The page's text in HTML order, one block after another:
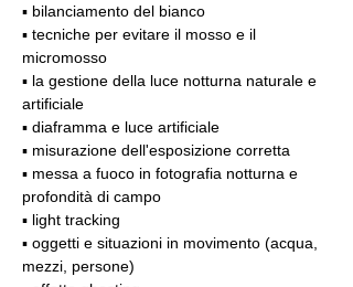
▪️ bilanciamento del bianco
▪️ tecniche per evitare il mosso e il
micromosso
▪️ la gestione della luce notturna naturale e
artificiale
▪️ diaframma e luce artificiale
▪️ misurazione dell'esposizione corretta
▪️ messa a fuoco in fotografia notturna e
profondità di campo
▪️ light tracking
▪️ oggetti e situazioni in movimento (acqua,
mezzi, persone)